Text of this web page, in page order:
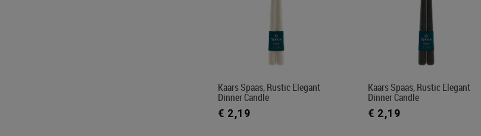
Kaars Spaas, Rustic Elegant
Dinner Candle
€ 2,19
Kaars Spaas, Rustic Elegant
Dinner Candle
€ 2,19